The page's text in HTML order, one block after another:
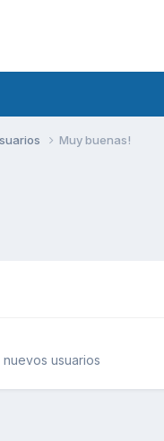
Muy buenas!
usuarios